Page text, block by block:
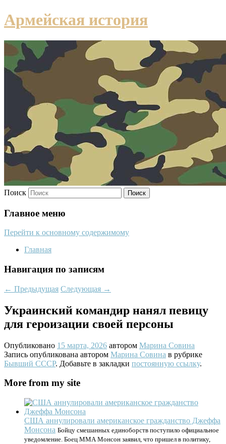
Армейская история
Поиск
Главное меню
Перейти к основному содержимому
Главная
Навигация по записям
← Предыдущая Следующая →
Украинский командир нанял певицу
для героизации своей персоны
Опубликовано 15 марта, 2026 автором Марина Совина
Запись опубликована автором Марина Совина в рубрике
Бывший СССР. Добавьте в закладки постоянную ссылку.
More from my site
США аннулировали американское гражданство Джеффа
Монсона Бойцу смешанных единоборств поступило официальное
уведомление. Боец ММА Монсон заявил, что пришел в политику,